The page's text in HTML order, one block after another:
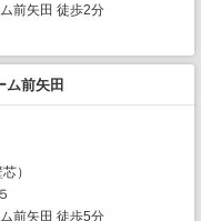
前矢田 徒歩2分
ム前矢田
）
前矢田 徒歩5分